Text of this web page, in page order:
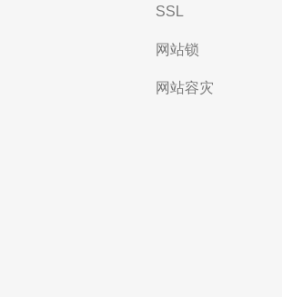
SSL
网站锁
网站容灾